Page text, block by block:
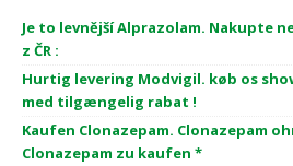
Je to levnější Alprazolam. Nakupte
z ČR :
Hurtig levering Modvigil. køb os
med tilgængelig rabat !
Kaufen Clonazepam. Clonazepam
Clonazepam zu kaufen *